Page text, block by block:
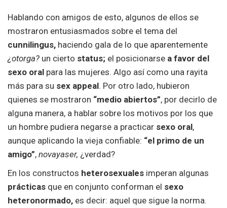
Hablando con amigos de esto, algunos de ellos se
mostraron entusiasmados sobre el tema del
cunnilingus, haciendo gala de lo que aparentemente
¿otorga? un cierto status; el posicionarse a favor del
sexo oral para las mujeres. Algo así como una rayita
más para su sex appeal. Por otro lado, hubieron
quienes se mostraron “medio abiertos”, por decirlo de
alguna manera, a hablar sobre los motivos por los que
un hombre pudiera negarse a practicar sexo oral,
aunque aplicando la vieja confiable: “el primo de un
amigo”, novayaser, ¿verdad?
En los constructos heterosexuales imperan algunas
prácticas que en conjunto conforman el sexo
heteronormado, es decir: aquel que sigue la norma.